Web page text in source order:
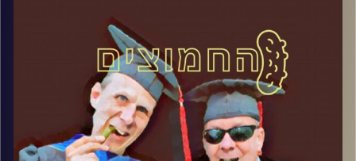
קרדיט תמונות:AudioVersity